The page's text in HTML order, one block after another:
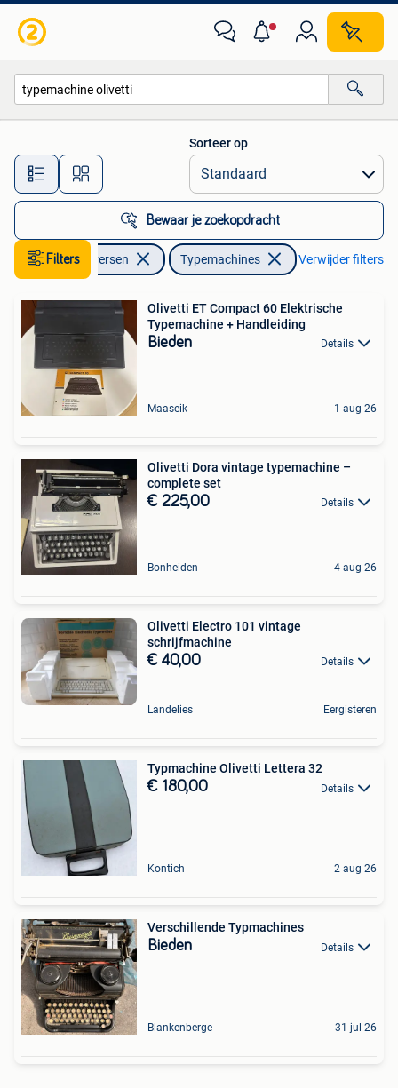
Alle afstanden…
Sorteer op
Bewaar je zoekopdracht
Filters Diversen Typemachines Verwijder filters
Olivetti ET Compact 60 Elektrische
Typemachine + Handleiding
Bieden Details
Maaseik 1 aug 26
Olivetti Dora vintage typemachine –
complete set
€ 225,00 Details
Bonheiden 4 aug 26
Olivetti Electro 101 vintage
schrijfmachine
€ 40,00 Details
Landelies Eergisteren
Typmachine Olivetti Lettera 32
€ 180,00 Details
Kontich 2 aug 26
Verschillende Typmachines
Bieden Details
Blankenberge 31 jul 26